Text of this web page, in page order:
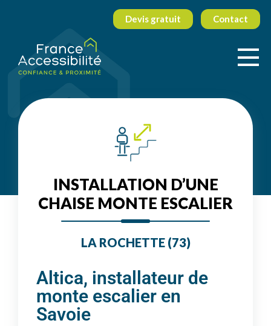
Devis gratuit Contact
INSTALLATION D’UNE
CHAISE MONTE ESCALIER
LA ROCHETTE (73)
Altica, installateur de
monte escalier en
Savoie